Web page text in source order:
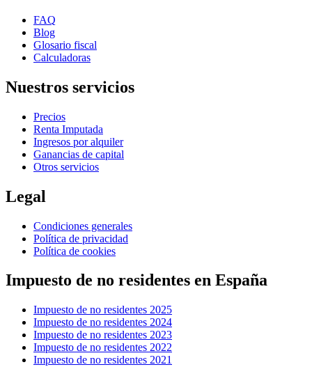
FAQ
Blog
Glosario fiscal
Calculadoras
Nuestros servicios
Precios
Renta Imputada
Ingresos por alquiler
Ganancias de capital
Otros servicios
Legal
Condiciones generales
Política de privacidad
Política de cookies
Impuesto de no residentes en España
Impuesto de no residentes 2025
Impuesto de no residentes 2024
Impuesto de no residentes 2023
Impuesto de no residentes 2022
Impuesto de no residentes 2021